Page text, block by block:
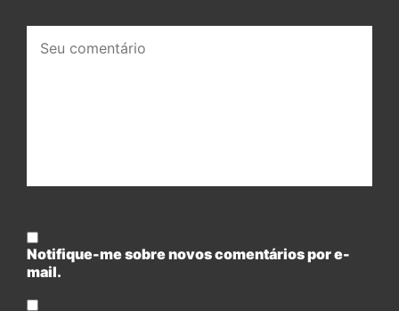
comentário:
Notifique-me sobre novos comentários por e-
mail.